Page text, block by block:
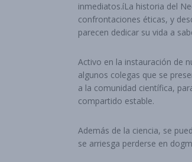
inmediatos.íLa historia del
confrontaciones éticas, y
parecen dedicar su vida a
Activo en la instauración de
algunos colegas que se
a la comunidad científica,
compartido estable.
Además de la ciencia, se
se arriesga perderse en